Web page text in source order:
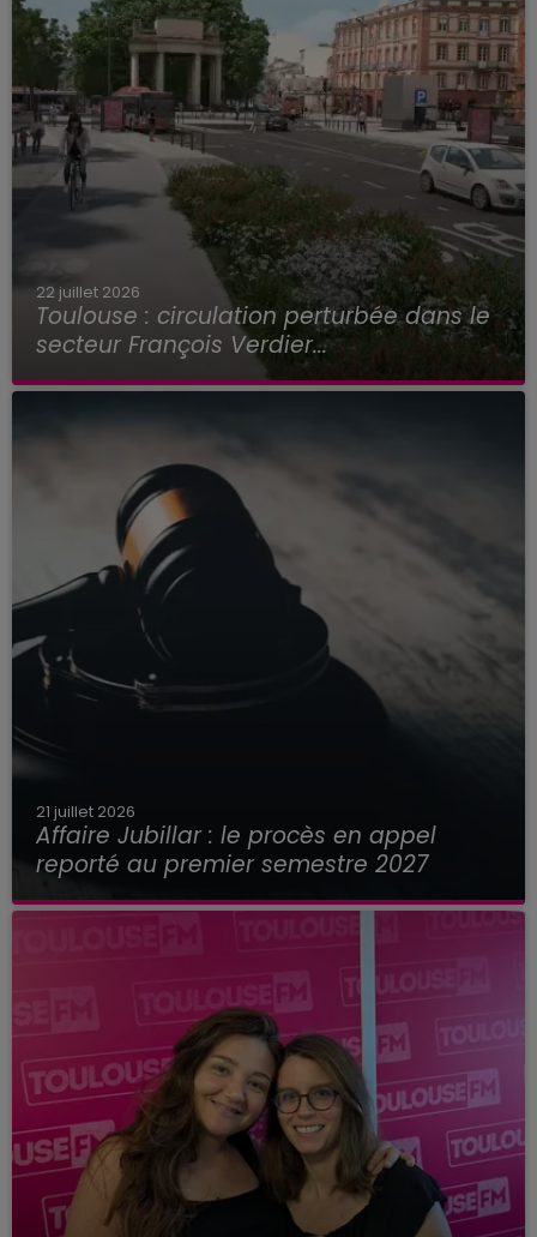
22 juillet 2026
Toulouse : circulation perturbée dans le
secteur François Verdier...
21 juillet 2026
Affaire Jubillar : le procès en appel
reporté au premier semestre 2027